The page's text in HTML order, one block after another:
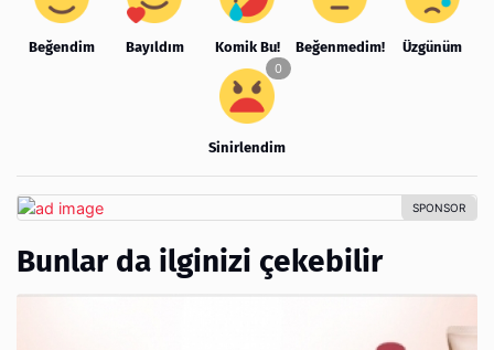
Beğendim Bayıldım Komik Bu! Beğenmedim! Üzgünüm
Sinirlendim
Bunlar da ilginizi çekebilir